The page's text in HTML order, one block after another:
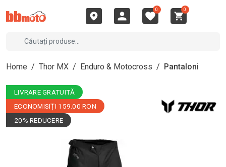
0 0
Home / Thor MX / Enduro & Motocross / Pantaloni
LIVRARE GRATUITĂ
ECONOMISIȚI 159.00 RON
20% REDUCERE